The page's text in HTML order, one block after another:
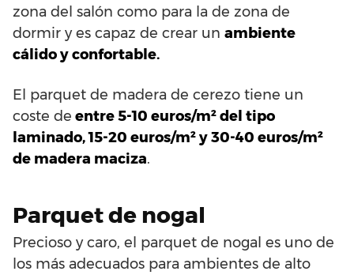
zona del salón como para la de zona de
dormir y es capaz de crear un ambiente
cálido y confortable.
El parquet de madera de cerezo tiene un
coste de entre 5-10 euros/m² del tipo
laminado, 15-20 euros/m² y 30-40 euros/m²
de madera maciza.
Parquet de nogal
Precioso y caro, el parquet de nogal es uno de
los más adecuados para ambientes de alto